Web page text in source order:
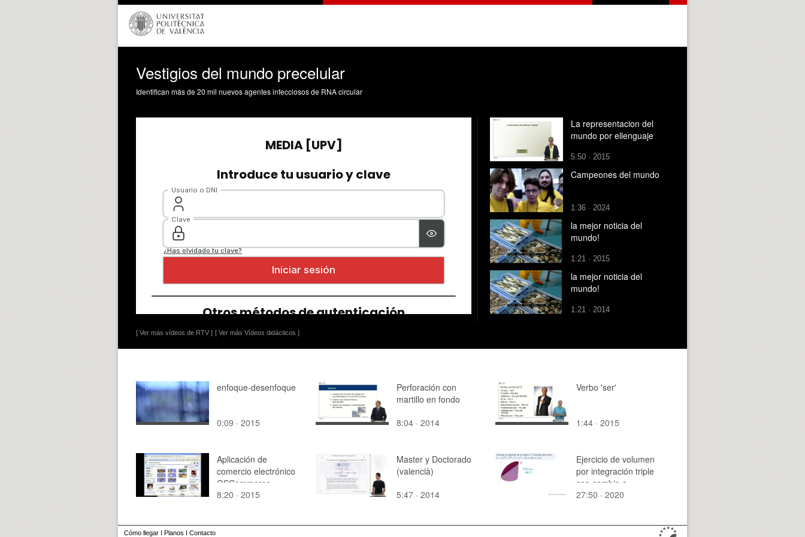
Vestigios del mundo precelular
Identifican más de 20 mil nuevos agentes infecciosos de RNA circular
[ Ver más vídeos de RTV ] [ Ver más Vídeos didácticos ]
La representacion del
mundo por ellenguaje
5:50 · 2015
Campeones del mundo
1:36 · 2024
la mejor noticia del
mundo!
1:21 · 2015
la mejor noticia del
mundo!
1:21 · 2014
enfoque-desenfoque
0:09 · 2015
Perforación con
martillo en fondo
8:04 · 2014
Verbo 'ser'
1:44 · 2015
Aplicación de
comercio electrónico
OSCommerce
8:20 · 2015
Master y Doctorado
(valencià)
5:47 · 2014
Ejercicio de volumen
por integración triple
con cambio a
coordenadas
27:50 · 2020
Cómo llegar I Planos I Contacto